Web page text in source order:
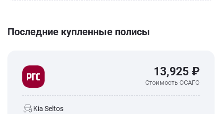
Последние купленные полисы
13,925 ₽
Стоимость ОСАГО
Kia Seltos